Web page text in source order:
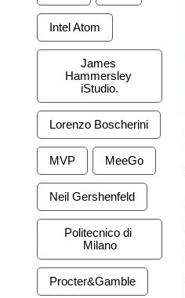
Intel Atom
James
Hammersley
iStudio.
Lorenzo Boscherini
MVP MeeGo
Neil Gershenfeld
Politecnico di
Milano
Procter&Gamble